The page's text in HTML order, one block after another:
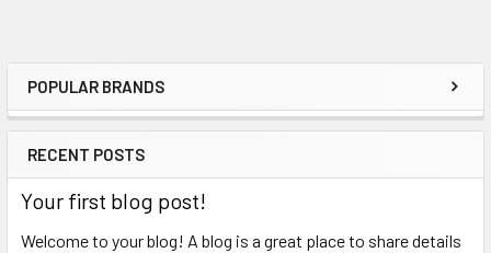
Sidebar
POPULAR BRANDS
RECENT POSTS
Your first blog post!
Welcome to your blog! A blog is a great place to share details